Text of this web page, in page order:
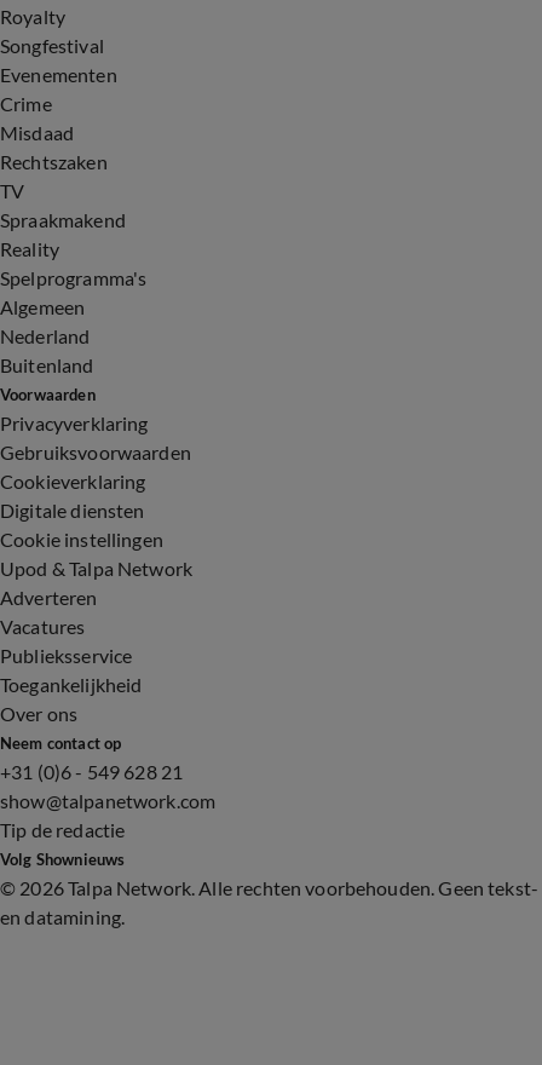
Royalty
Songfestival
Evenementen
Crime
Misdaad
Rechtszaken
TV
Spraakmakend
Reality
Spelprogramma's
Algemeen
Nederland
Buitenland
Voorwaarden
Privacyverklaring
Gebruiksvoorwaarden
Cookieverklaring
Digitale diensten
Cookie instellingen
Upod & Talpa Network
Adverteren
Vacatures
Publieksservice
Toegankelijkheid
Over ons
Neem contact op
+31 (0)6 - 549 628 21
show@talpanetwork.com
Tip de redactie
Volg Shownieuws
© 2026 Talpa Network. Alle rechten voorbehouden. Geen tekst-
en datamining.